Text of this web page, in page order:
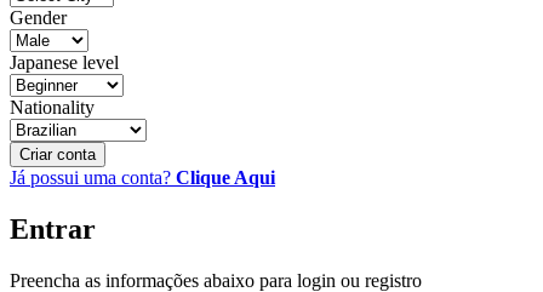
Gender
Japanese level
Nationality
Criar conta
Já possui uma conta? Clique Aqui
Entrar
Preencha as informações abaixo para login ou registro